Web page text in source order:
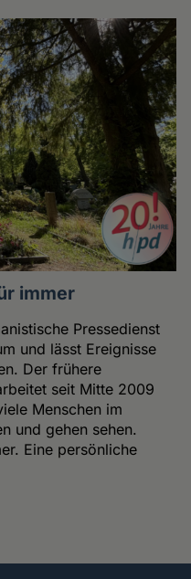
immer
Pressedienst
und lässt Ereignisse
Der frühere
seit Mitte 2009
Menschen im
und gehen sehen.
Eine persönliche